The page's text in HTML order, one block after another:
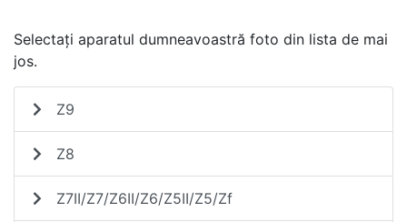
Selectați aparatul dumneavoastră foto din lista de mai
jos.
Z9
Z8
Z7II/Z7/Z6II/Z6/Z5II/Z5/Zf